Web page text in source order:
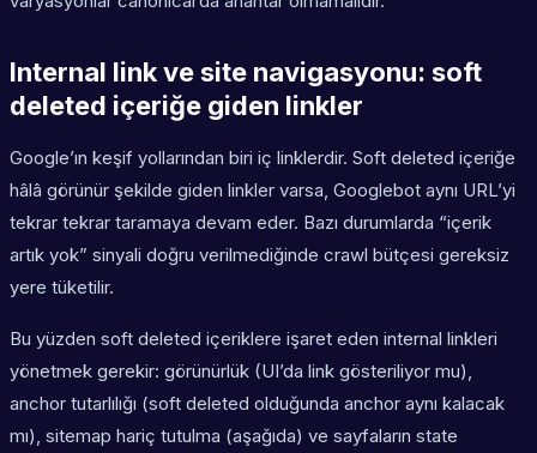
Internal link ve site navigasyonu: soft
deleted içeriğe giden linkler
Google’ın keşif yollarından biri iç linklerdir. Soft deleted içeriğe
hâlâ görünür şekilde giden linkler varsa, Googlebot aynı URL’yi
tekrar tekrar taramaya devam eder. Bazı durumlarda “içerik
artık yok” sinyali doğru verilmediğinde crawl bütçesi gereksiz
yere tüketilir.
Bu yüzden soft deleted içeriklere işaret eden internal linkleri
yönetmek gerekir: görünürlük (UI’da link gösteriliyor mu),
anchor tutarlılığı (soft deleted olduğunda anchor aynı kalacak
mı), sitemap hariç tutulma (aşağıda) ve sayfaların state